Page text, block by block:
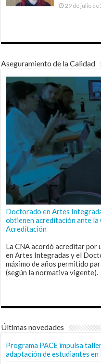
29 de julio de
Aseguramiento de la Calidad
Doctorado en Artes
obtienen acreditación ante la
Acreditación
La CNA acordó acreditar por
en Artes Integradas y el
máximo de años permitido
(según la normativa vigente).
Últimas novedades
Programa PACE impulsa
adaptación de estudiantes en